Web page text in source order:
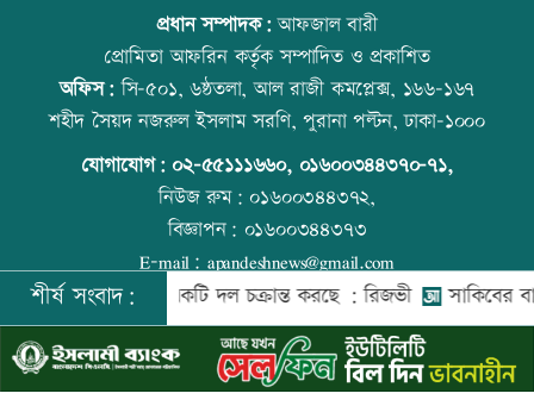
গবেষণা-দক্ষতা উন্নয়নে বাংলাদেশ-অস্ট্রেলিয়ার
নতুন উদ্যোগ
বিমানবন্দরে বাড়ছে নিরাপত্তা, বসছে অ্যান্টি-
ড্রোন সিস্টেম
প্রশিক্ষণার্থীদের সনদ দিলো কালীগঞ্জ
প্রতিমন্ত্রীকে ঘিরে ভাইরাল ভিডিওতে ছবি
জুড়ে অপপ্রচার: এলিন
বিশ্ব মাতৃদুগ্ধ দিবস আজ
আজ স্বর্ণ-রুপা যে দামে বিক্রি হচ্ছে
প্রধান সম্পাদক:আফজাল বারী
প্রোমিতা আফরিন কর্তৃক সম্পাদিত ও প্রকাশিত
অফিস:সি-৫০১, ৬ষ্ঠতলা, আল রাজী কমপ্লেক্স, ১৬৬-১৬৭
শহীদ সৈয়দ নজরুল ইসলাম সরণি, পুরানা পল্টন, ঢাকা-১০০০
যোগাযোগ: ০২-৫৫১১১৬৬০, ০১৬০০৩৪৪৩৭০-৭১,
নিউজ রুম:০১৬০০৩৪৪৩৭২,
বিজ্ঞাপন: ০১৬০০৩৪৪৩৭৩
E-mail: apandeshnews@gmail.com
©২০২৬ |আপন দেশ ডটকমকর্তৃক সর্বসত্ব ® সংরক্ষিত | উন্নয়নে
ইমিথমেকারস.কম
শীর্ষ সংবাদ:
বিরুদ্ধে একটি দল চক্রান্ত করছে : রিজভী সাকিবের বাড়িতে